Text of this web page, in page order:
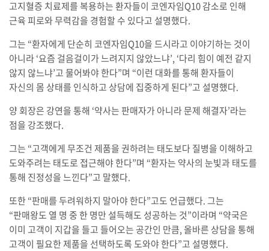
고지혈증 치료제를 복용하는 환자들이 코엔자임Q10 감소로 인해
근육 피로와 무력감을 경험할 수 있다고 설명했다.
그는 “환자에게 단순히 코엔자임Q10을 드시라고 이야기하는 것이
아니라 ‘요즘 걸음걸이가 느려지지 않았느냐’, ‘다리 힘이 예전 같지
않지 않느냐’고 물어봐야 한다”며 “이런 대화를 통해 환자들이
자신의 몸 상태를 인식하고 상담에 집중하게 된다”고 설명했다.
양 회장은 강연을 통해 ‘약사는 판매자가 아니라 문제 해결자’라는
점을 강조했다.
그는 “고객에게 무조건 제품을 권하려는 태도보다 질병을 이해하고
도와주려는 태도로 접근해야 한다”며 “환자는 약사의 눈빛과 태도를
통해 진정성을 느낀다”고 말했다.
또한 “판매를 두려워하지 말아야 한다”고도 언급했다. 그는
“판매왕도 열 명 중 한 명만 설득해도 성공하는 것”이라며 “약국은
이미 고객이 지갑을 들고 들어오는 공간인 만큼, 올바른 상담을 통해
고객이 필요한 제품을 선택하도록 도와야 한다”고 설명했다.